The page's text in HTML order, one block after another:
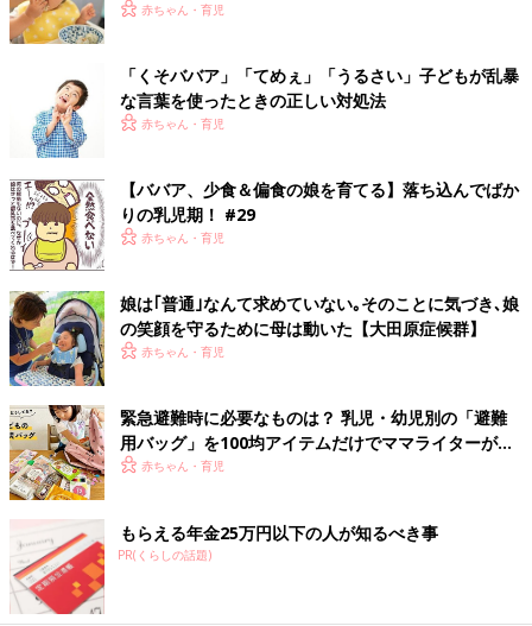
赤ちゃん・育児
「くそババア」「てめぇ」「うるさい」子どもが乱暴
な言葉を使ったときの正しい対処法
赤ちゃん・育児
【ババア、少食＆偏食の娘を育てる】落ち込んでばか
りの乳児期！ #29
赤ちゃん・育児
娘は｢普通｣なんて求めていない｡そのことに気づき､娘
の笑顔を守るために母は動いた【大田原症候群】
赤ちゃん・育児
緊急避難時に必要なものは？ 乳児・幼児別の「避難
用バッグ」を100均アイテムだけでママライターがつ
くってみた！
赤ちゃん・育児
もらえる年金25万円以下の人が知るべき事
PR(くらしの話題)